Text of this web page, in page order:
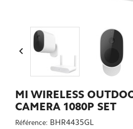

MI WIRELESS
CAMERA 1080P SET
Référence: BHR4435GL